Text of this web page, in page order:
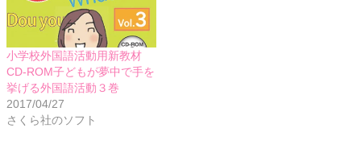
小学校外国語活動用新教材
CD-ROM子どもが夢中で手を
挙げる外国語活動３巻
2017/04/27
さくら社のソフト